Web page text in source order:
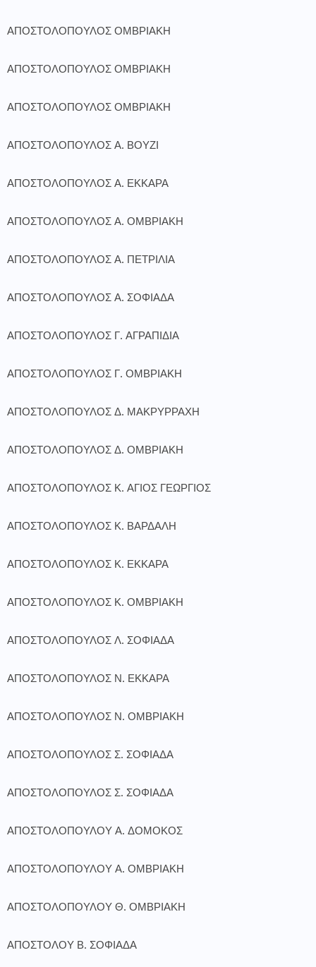
ΑΠΟΣΤΟΛΟΠΟΥΛΟΣ ΟΜΒΡΙΑΚΗ
ΑΠΟΣΤΟΛΟΠΟΥΛΟΣ ΟΜΒΡΙΑΚΗ
ΑΠΟΣΤΟΛΟΠΟΥΛΟΣ ΟΜΒΡΙΑΚΗ
ΑΠΟΣΤΟΛΟΠΟΥΛΟΣ Α. ΒΟΥΖΙ
ΑΠΟΣΤΟΛΟΠΟΥΛΟΣ Α. ΕΚΚΑΡΑ
ΑΠΟΣΤΟΛΟΠΟΥΛΟΣ Α. ΟΜΒΡΙΑΚΗ
ΑΠΟΣΤΟΛΟΠΟΥΛΟΣ Α. ΠΕΤΡΙΛΙΑ
ΑΠΟΣΤΟΛΟΠΟΥΛΟΣ Α. ΣΟΦΙΑΔΑ
ΑΠΟΣΤΟΛΟΠΟΥΛΟΣ Γ. ΑΓΡΑΠΙΔΙΑ
ΑΠΟΣΤΟΛΟΠΟΥΛΟΣ Γ. ΟΜΒΡΙΑΚΗ
ΑΠΟΣΤΟΛΟΠΟΥΛΟΣ Δ. ΜΑΚΡΥΡΡΑΧΗ
ΑΠΟΣΤΟΛΟΠΟΥΛΟΣ Δ. ΟΜΒΡΙΑΚΗ
ΑΠΟΣΤΟΛΟΠΟΥΛΟΣ Κ. ΑΓΙΟΣ ΓΕΩΡΓΙΟΣ
ΑΠΟΣΤΟΛΟΠΟΥΛΟΣ Κ. ΒΑΡΔΑΛΗ
ΑΠΟΣΤΟΛΟΠΟΥΛΟΣ Κ. ΕΚΚΑΡΑ
ΑΠΟΣΤΟΛΟΠΟΥΛΟΣ Κ. ΟΜΒΡΙΑΚΗ
ΑΠΟΣΤΟΛΟΠΟΥΛΟΣ Λ. ΣΟΦΙΑΔΑ
ΑΠΟΣΤΟΛΟΠΟΥΛΟΣ Ν. ΕΚΚΑΡΑ
ΑΠΟΣΤΟΛΟΠΟΥΛΟΣ Ν. ΟΜΒΡΙΑΚΗ
ΑΠΟΣΤΟΛΟΠΟΥΛΟΣ Σ. ΣΟΦΙΑΔΑ
ΑΠΟΣΤΟΛΟΠΟΥΛΟΣ Σ. ΣΟΦΙΑΔΑ
ΑΠΟΣΤΟΛΟΠΟΥΛΟΥ Α. ΔΟΜΟΚΟΣ
ΑΠΟΣΤΟΛΟΠΟΥΛΟΥ Α. ΟΜΒΡΙΑΚΗ
ΑΠΟΣΤΟΛΟΠΟΥΛΟΥ Θ. ΟΜΒΡΙΑΚΗ
ΑΠΟΣΤΟΛΟΥ Β. ΣΟΦΙΑΔΑ